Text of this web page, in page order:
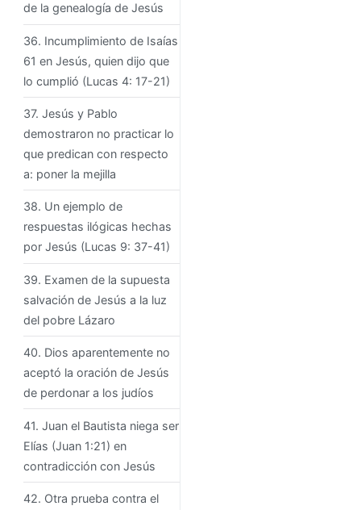
de la genealogía de Jesús
36. Incumplimiento de Isaías
61 en Jesús, quien dijo que
lo cumplió (Lucas 4: 17-21)
37. Jesús y Pablo
demostraron no practicar lo
que predican con respecto
a: poner la mejilla
38. Un ejemplo de
respuestas ilógicas hechas
por Jesús (Lucas 9: 37-41)
39. Examen de la supuesta
salvación de Jesús a la luz
del pobre Lázaro
40. Dios aparentemente no
aceptó la oración de Jesús
de perdonar a los judíos
41. Juan el Bautista niega ser
Elías (Juan 1:21) en
contradicción con Jesús
42. Otra prueba contra el